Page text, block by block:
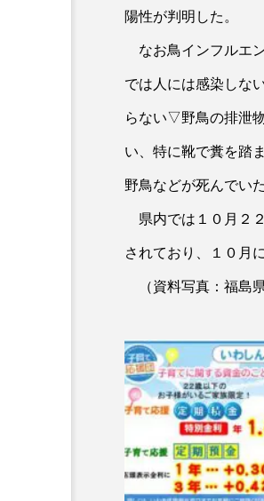
陽性が判明した。
なお鳥インフルエ
では人には感染しな
らない▽野鳥の排泄
い、特に靴で糞を踏
野鳥などが死んでい
県内では１０月２
されており、１０月
（資料写真：福島県